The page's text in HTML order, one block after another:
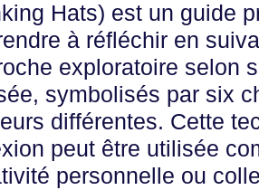
Hats) est un guide
à réfléchir en
exploratoire selon
symbolisés par six
différentes. Cette
peut être utilisée
personnelle ou